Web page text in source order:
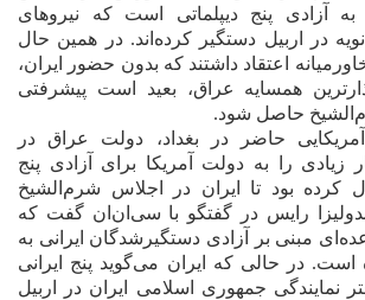
آزادى پنج ديپلماتى است که نيروهاى
در اربيل دستگير کرده‌اند. در همين حال
اعتقاد داشتند که بدون حضور ايران،
همسايه عراق، بعيد است پيشرفتى
حاصل شود.
حاضر در بغداد، دولت عراق در
زيادى را به دولت آمريکا براى آزادى پنج
کرده بود تا ايران در اجلاس شرم‌الشيخ
رايس در گفتگو با سى‌ان‌ان گفت که
مبنى بر آزادى دستگيرشدگان ايرانى به
است. در حالى که ايران مى‌گويد پنج ايرانى
نمايندگى جمهورى اسلامى ايران در اربيل